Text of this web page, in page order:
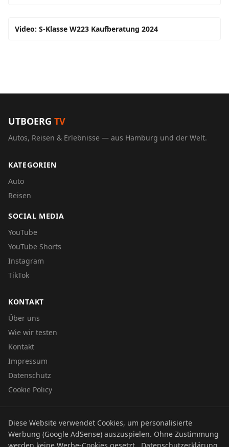
Video: S-Klasse W223 Kaufberatung 2024
UTBOERG TV
Autos, Reisen & Erlebnisse — aus Hamburg und der Welt.
KATEGORIEN
Auto
Reisen
SOCIAL MEDIA
YouTube
YouTube Shorts
Instagram
TikTok
KONTAKT
Über uns
Wie wir testen
Kontakt
Impressum
Datenschutz
Cookie Policy
© 2026 UTBOERG TV
DatenschutzImpressumCookie Policy
Diese Website verwendet Cookies, um personalisierte
Werbung (Google AdSense) auszuspielen. Ohne Zustimmung